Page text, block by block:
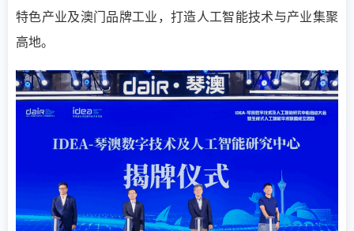
特色产业及澳门品牌工业，打造人工智能技术与产业集聚
高地。